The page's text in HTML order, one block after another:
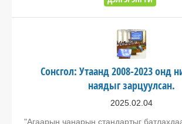
Сонсгол: Утаанд 2008-2023 онд
наядыг зарцуулсан.
2025.02.04
"Агаарын чанарын стандартыг